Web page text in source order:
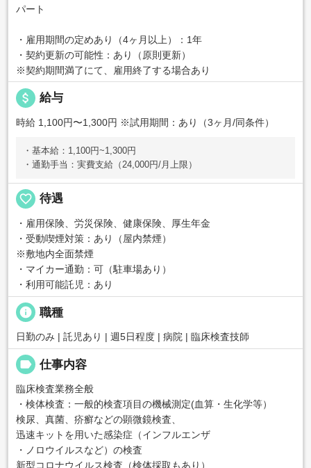
パート
・雇用期間の定めあり（4ヶ月以上）：1年
・契約更新の可能性：あり（原則更新）
※契約期間満了にて、雇用終了する場合あり
attach_money 給与
時給 1,100円〜1,300円 ※試用期間：あり（3ヶ月/同条件）
・基本給：1,100円~1,300円
・通勤手当：実費支給（24,000円/月上限）
favorite_border 待遇
・雇用保険、労災保険、健康保険、厚生年金
・受動喫煙対策：あり（屋内禁煙）
※敷地内全面禁煙
・マイカー通勤：可（駐車場あり）
・利用可能託児：あり
info 職種
日勤のみ | 託児あり | 週5日程度 | 病院 | 臨床検査技師
label 仕事内容
臨床検査業務全般
・検体検査：一般的検査項目の機械測定(血算・生化学等）
検尿、真菌、疥癬などの顕微鏡検査、
迅速キットを用いた感染症（インフルエンザ
・ノロウイルスなど）の検査
新型コロナウイルス検査（検体採取もあり）